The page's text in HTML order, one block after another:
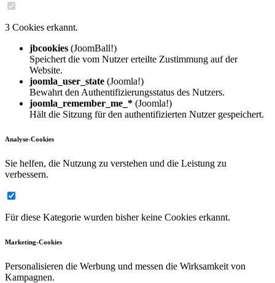
3 Cookies erkannt.
jbcookies (JoomBall!)
Speichert die vom Nutzer erteilte Zustimmung auf der
Website.
joomla_user_state (Joomla!)
Bewahrt den Authentifizierungsstatus des Nutzers.
joomla_remember_me_* (Joomla!)
Hält die Sitzung für den authentifizierten Nutzer gespeichert.
Analyse-Cookies
Sie helfen, die Nutzung zu verstehen und die Leistung zu
verbessern.
Für diese Kategorie wurden bisher keine Cookies erkannt.
Marketing-Cookies
Personalisieren die Werbung und messen die Wirksamkeit von
Kampagnen.